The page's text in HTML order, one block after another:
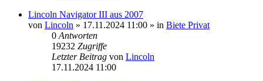
Lincoln Navigator III aus 2007
von Lincoln » 17.11.2024 11:00 » in Biete Privat
0 Antworten
19232 Zugriffe
Letzter Beitrag von Lincoln
17.11.2024 11:00